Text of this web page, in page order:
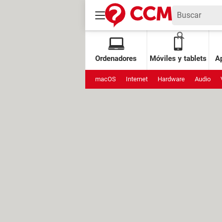
Ordenadores Móviles y tablets
macOS Internet Hardware Audio